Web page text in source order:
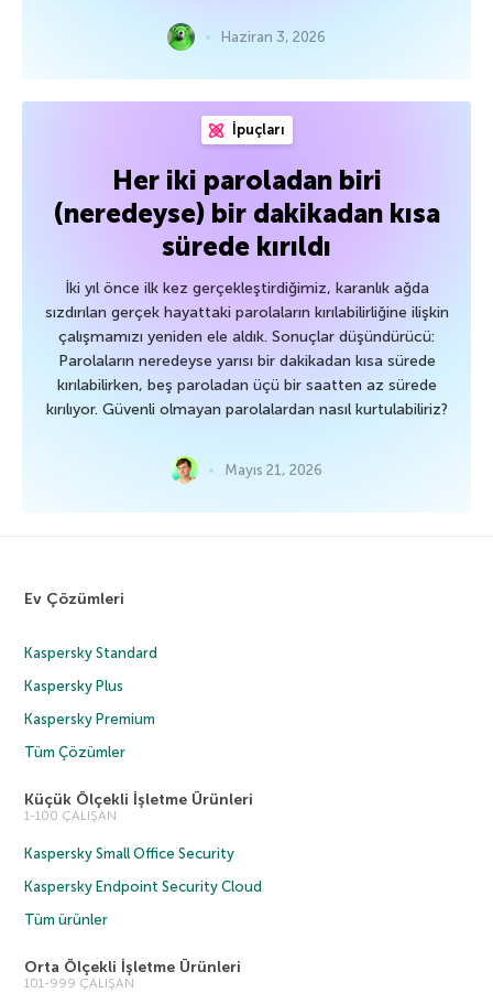
Haziran 3, 2026
İpuçları
Her iki paroladan biri
(neredeyse) bir dakikadan kısa
sürede kırıldı
İki yıl önce ilk kez gerçekleştirdiğimiz, karanlık ağda
sızdırılan gerçek hayattaki parolaların kırılabilirliğine ilişkin
çalışmamızı yeniden ele aldık. Sonuçlar düşündürücü:
Parolaların neredeyse yarısı bir dakikadan kısa sürede
kırılabilirken, beş paroladan üçü bir saatten az sürede
kırılıyor. Güvenli olmayan parolalardan nasıl kurtulabiliriz?
Mayıs 21, 2026
Ev Çözümleri
Kaspersky Standard
Kaspersky Plus
Kaspersky Premium
Tüm Çözümler
Küçük Ölçekli İşletme Ürünleri
1-100 ÇALIŞAN
Kaspersky Small Office Security
Kaspersky Endpoint Security Cloud
Tüm ürünler
Orta Ölçekli İşletme Ürünleri
101-999 ÇALIŞAN